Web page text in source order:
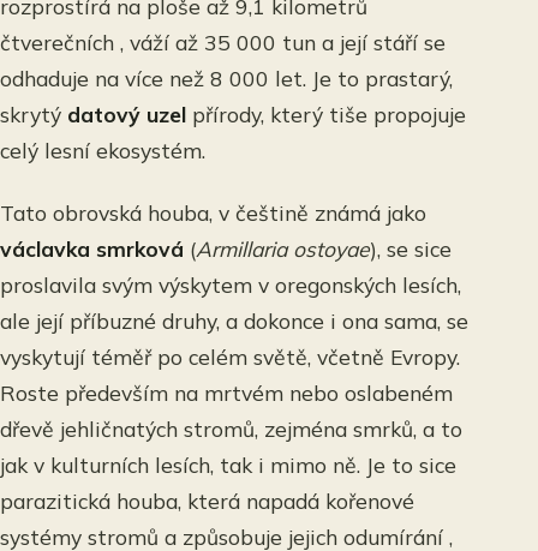
rozprostírá na ploše až 9,1 kilometrů
čtverečních , váží až 35 000 tun a její stáří se
odhaduje na více než 8 000 let. Je to prastarý,
skrytý datový uzel přírody, který tiše propojuje
celý lesní ekosystém.
Tato obrovská houba, v češtině známá jako
václavka smrková (Armillaria ostoyae), se sice
proslavila svým výskytem v oregonských lesích,
ale její příbuzné druhy, a dokonce i ona sama, se
vyskytují téměř po celém světě, včetně Evropy.
Roste především na mrtvém nebo oslabeném
dřevě jehličnatých stromů, zejména smrků, a to
jak v kulturních lesích, tak i mimo ně. Je to sice
parazitická houba, která napadá kořenové
systémy stromů a způsobuje jejich odumírání ,